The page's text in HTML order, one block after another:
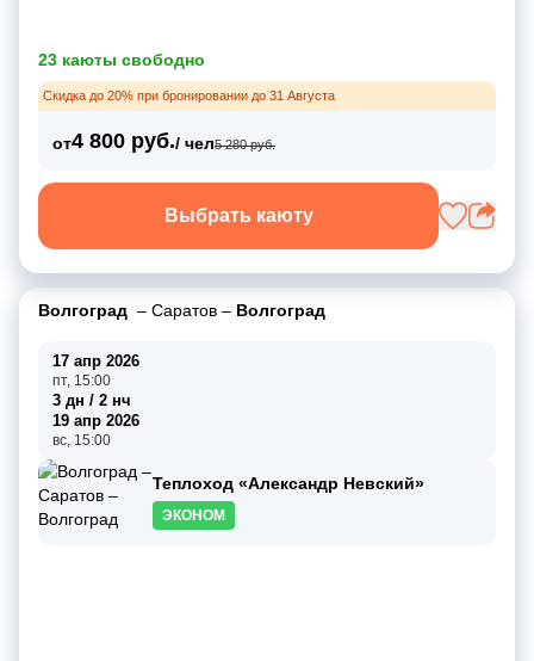
23 каюты свободно
Скидка до 20% при бронировании до 31 Августа
от4 800 руб./ чел5 280 руб.
Выбрать каюту
Волгоград – Саратов – Волгоград
17 апр 2026
пт, 15:00
3 дн / 2 нч
19 апр 2026
вс, 15:00
Теплоход «Александр Невский»
ЭКОНОМ